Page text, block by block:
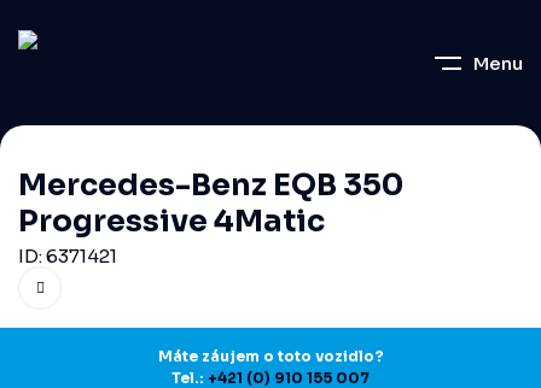
Menu
Mercedes-Benz EQB 350
Progressive 4Matic
ID: 6371421
Máte záujem o toto vozidlo?
Tel.: +421 (0) 910 155 007